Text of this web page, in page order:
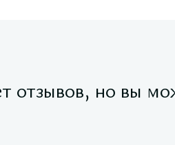
отзывов, но вы